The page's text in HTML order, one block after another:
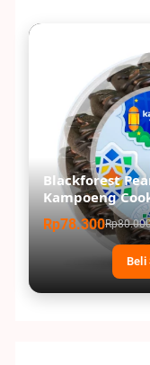
Blackforest
Kampoeng
Rp78.300
Beli